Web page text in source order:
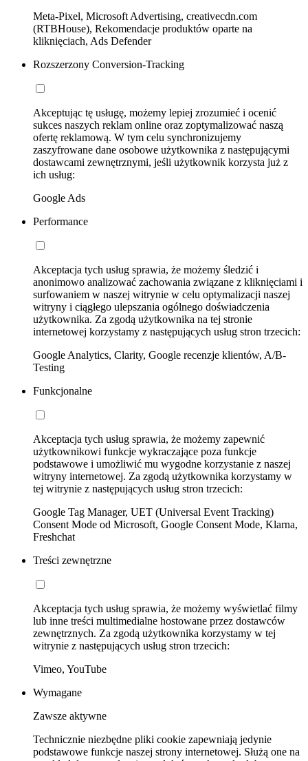
Meta-Pixel, Microsoft Advertising, creativecdn.com
(RTBHouse), Rekomendacje produktów oparte na
kliknięciach, Ads Defender
Rozszerzony Conversion-Tracking
Akceptując tę usługę, możemy lepiej zrozumieć i ocenić
sukces naszych reklam online oraz zoptymalizować naszą
ofertę reklamową. W tym celu synchronizujemy
zaszyfrowane dane osobowe użytkownika z następującymi
dostawcami zewnętrznymi, jeśli użytkownik korzysta już z
ich usług:
Google Ads
Performance
Akceptacja tych usług sprawia, że możemy śledzić i
anonimowo analizować zachowania związane z kliknięciami i
surfowaniem w naszej witrynie w celu optymalizacji naszej
witryny i ciągłego ulepszania ogólnego doświadczenia
użytkownika. Za zgodą użytkownika na tej stronie
internetowej korzystamy z następujących usług stron trzecich:
Google Analytics, Clarity, Google recenzje klientów, A/B-
Testing
Funkcjonalne
Akceptacja tych usług sprawia, że możemy zapewnić
użytkownikowi funkcje wykraczające poza funkcje
podstawowe i umożliwić mu wygodne korzystanie z naszej
witryny internetowej. Za zgodą użytkownika korzystamy w
tej witrynie z następujących usług stron trzecich:
Google Tag Manager, UET (Universal Event Tracking)
Consent Mode od Microsoft, Google Consent Mode, Klarna,
Freshchat
Treści zewnętrzne
Akceptacja tych usług sprawia, że możemy wyświetlać filmy
lub inne treści multimedialne hostowane przez dostawców
zewnętrznych. Za zgodą użytkownika korzystamy w tej
witrynie z następujących usług stron trzecich:
Vimeo, YouTube
Wymagane
Zawsze aktywne
Technicznie niezbędne pliki cookie zapewniają jedynie
podstawowe funkcje naszej strony internetowej. Służą one na